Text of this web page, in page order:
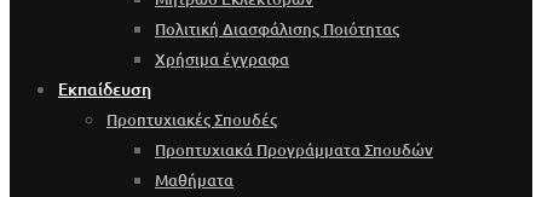
Πολιτική Διασφάλισης Ποιότητας
Χρήσιμα έγγραφα
Εκπαίδευση
Προπτυχιακές Σπουδές
Προπτυχιακά Προγράμματα Σπουδών
Μαθήματα